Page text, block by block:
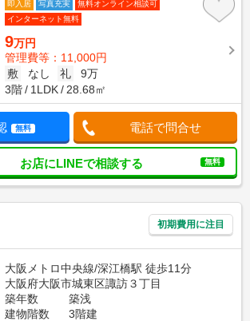
即入居 写真充実
無料オンライン相談可
インターネット無料
9万円
管理費等：11,000円
敷
なし 礼
9万
3階
1LDK 28.68㎡
無料 電話で問合せ
お店にLINEで相談する 無料
初期費用に注目
大阪メトロ中央線/深江橋駅 徒歩11分
大阪府大阪市城東区諏訪３丁目
築年数
築浅
建物階数
3階建